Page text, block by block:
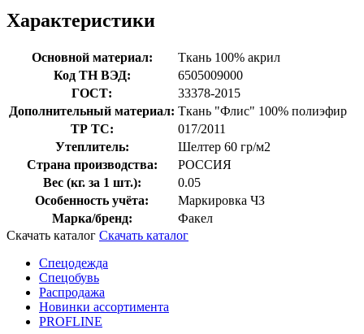
Характеристики
Основной материал:
Ткань 100% акрил
Код ТН ВЭД:
6505009000
ГОСТ:
33378-2015
Дополнительный материал: Ткань "Флис" 100% полиэфир
ТР ТС:
017/2011
Утеплитель:
Шелтер 60 гр/м2
Страна производства:
РОССИЯ
Вес (кг. за 1 шт.):
0.05
Особенность учёта:
Маркировка ЧЗ
Марка/бренд:
Факел
Скачать каталог Скачать каталог
Спецодежда
Спецобувь
Распродажа
Новинки ассортимента
PROFLINE